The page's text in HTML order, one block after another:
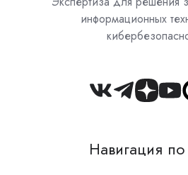
информационных
Навигация